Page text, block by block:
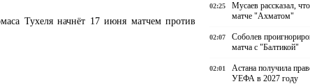
Тухеля начнёт 17 июня матчем против
02:25
Мусаев рассказал,
матче "Ахматом"
02:07
Соболев
матча с "Балтикой"
02:01
Астана получила
УЕФА в 2027 году